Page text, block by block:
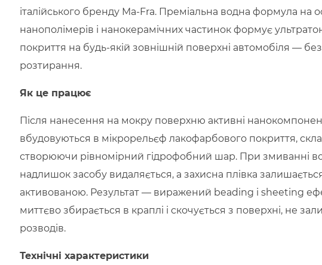
італійського бренду Ma-Fra. Преміальна водна формула на
нанополімерів і нанокерамічних частинок формує
покриття на будь-якій зовнішній поверхні автомобіля —
розтирання.
Як це працює
Після нанесення на мокру поверхню активні
вбудовуються в мікрорельєф лакофарбового покриття,
створюючи рівномірний гідрофобний шар. При змиванні
надлишок засобу видаляється, а захисна плівка
активованою. Результат — виражений beading і sheeting
миттєво збирається в краплі і скочується з поверхні, не
розводів.
Технічні характеристики